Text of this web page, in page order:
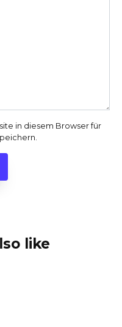
in diesem Browser für
like